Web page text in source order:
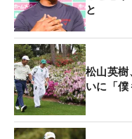
さらに「金メダルを
台となる霞ヶ関カン
アアマ」が行われて
ーアマ獲得につなげ
10年後に制したよう
高の笑顔を見せる。
と
松山英樹
いに「僕